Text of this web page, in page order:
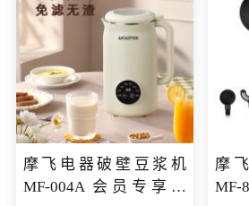
摩飞电器破壁豆浆机
MF-004A 会员专享价
摩
MF-